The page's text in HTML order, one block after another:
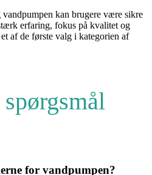
kan brugere være sikre
erfaring, fokus på kvalitet og
af de første valg i kategorien af
for vandpumpen?